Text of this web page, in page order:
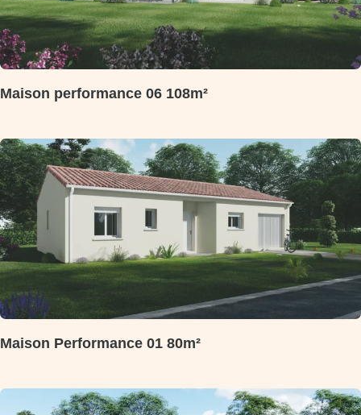
Maison performance 06 108m²
Maison Performance 01 80m²